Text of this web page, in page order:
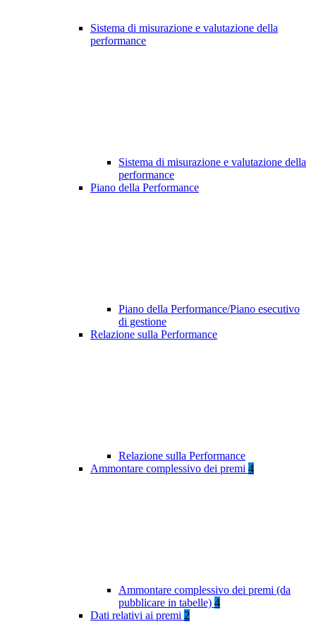
Sistema di misurazione e valutazione della
performance
Sistema di misurazione e valutazione della
performance
Piano della Performance
Piano della Performance/Piano esecutivo
di gestione
Relazione sulla Performance
Relazione sulla Performance
Ammontare complessivo dei premi 4
Ammontare complessivo dei premi (da
pubblicare in tabelle) 4
Dati relativi ai premi 2